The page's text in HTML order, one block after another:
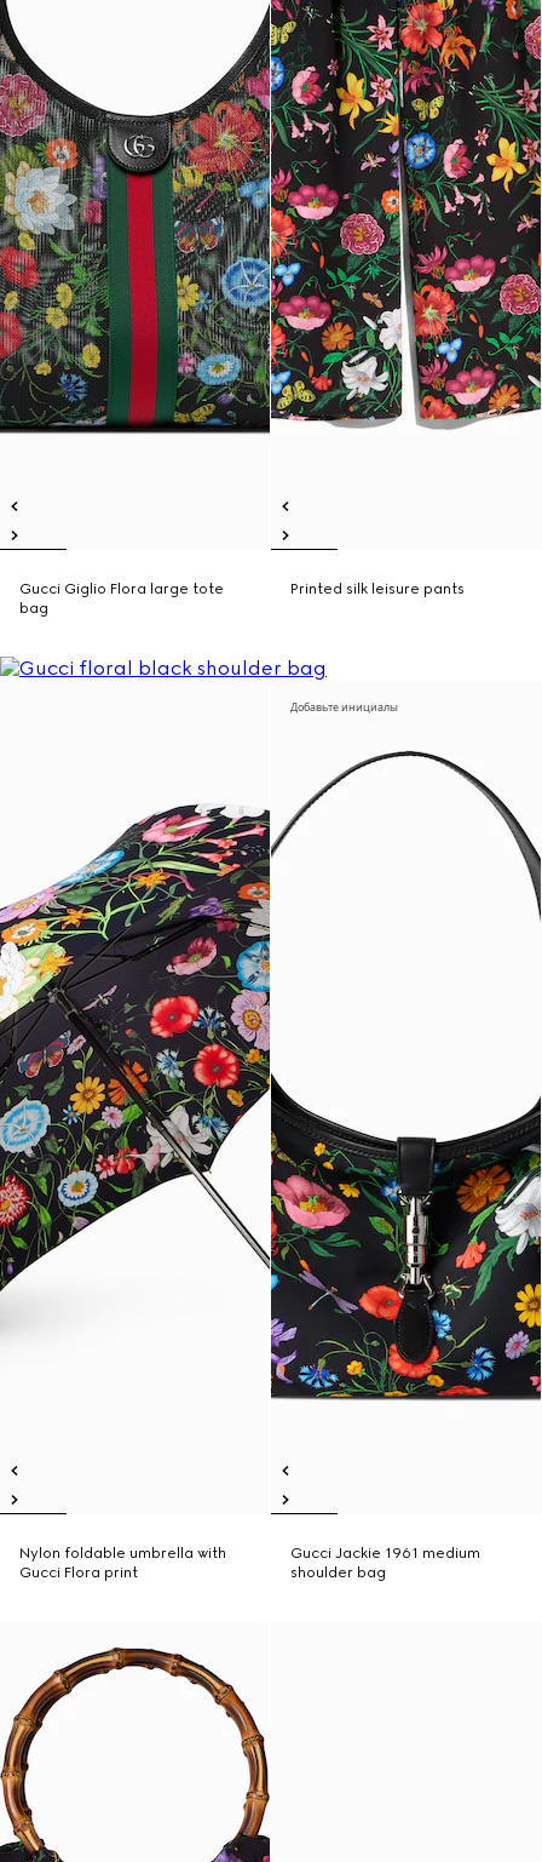
Gucci Giglio Flora large tote
bag
Printed silk leisure pants
Nylon foldable umbrella with
Gucci Flora print
Добавьте инициалы
Gucci Jackie 1961 medium
shoulder bag